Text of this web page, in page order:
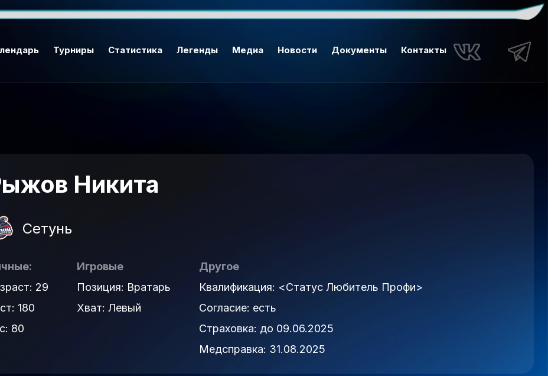
Турниры Статистика Легенды Медиа Новости Документы Контакты
Никита
Сетунь
29
180
80
Игровые
Позиция: Вратарь
Хват: Левый
Другое
Квалификация: <Статус Любитель Профи>
Согласие: есть
Страховка: до 09.06.2025
Медсправка: 31.08.2025